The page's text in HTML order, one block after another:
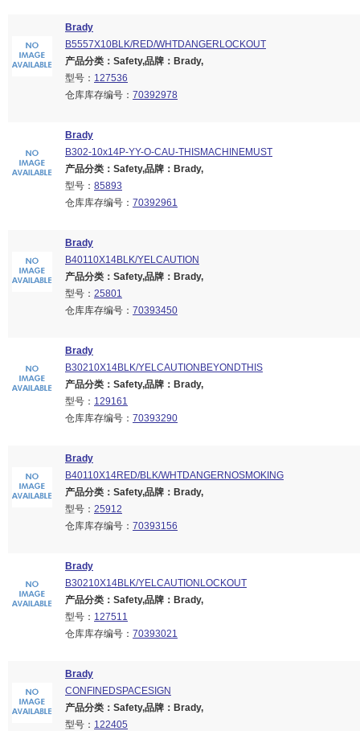
Brady
B5557X10BLK/RED/WHTDANGERLOCKOUT
产品分类：Safety,品牌：Brady,
型号： 127536
仓库库存编号： 70392978
Brady
B302-10x14P-YY-O-CAU-THISMACHINEMUST
产品分类：Safety,品牌：Brady,
型号： 85893
仓库库存编号： 70392961
Brady
B40110X14BLK/YELCAUTION
产品分类：Safety,品牌：Brady,
型号： 25801
仓库库存编号： 70393450
Brady
B30210X14BLK/YELCAUTIONBEYONDTHIS
产品分类：Safety,品牌：Brady,
型号： 129161
仓库库存编号： 70393290
Brady
B40110X14RED/BLK/WHTDANGERNOSMOKING
产品分类：Safety,品牌：Brady,
型号： 25912
仓库库存编号： 70393156
Brady
B30210X14BLK/YELCAUTIONLOCKOUT
产品分类：Safety,品牌：Brady,
型号： 127511
仓库库存编号： 70393021
Brady
CONFINEDSPACESIGN
产品分类：Safety,品牌：Brady,
型号： 122405